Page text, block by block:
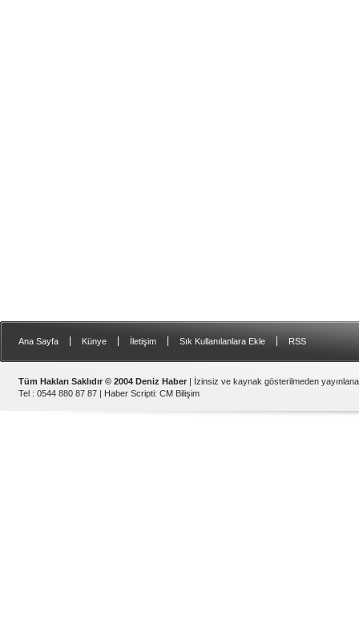
Ana Sayfa Künye İletişim Sık Kullanılanlara Ekle RSS
Tüm Hakları Saklıdır © 2004 Deniz Haber | İzinsiz ve kaynak gösterilmeden
Tel : 0544 880 87 87 | Haber Scripti: CM Bilişim